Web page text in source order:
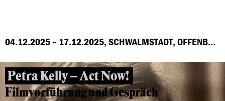
04.12.2025 – 17.12.2025, SCHWALMSTADT, OFFENBACH, MARBURG, FRANKFURT, GROSS-GERAU, HÖCHST
Petra Kelly – Act Now!
Filmvorführung und Gespräch